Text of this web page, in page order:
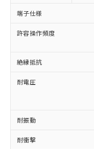
端子仕様
許容操作頻度
絶縁抵抗
耐電圧
耐振動
耐衝撃
ご利用条
以下の条件を
ご利用ください
本サー
商品の
(税抜)を
本サー
対応予定：EU
有に対応した
商品です。
対応予定なし
非含有に非対
定はありません
調査・確認中
非含有の対応
非該当品：ラ
害物質有無と
仕入先様の事
いたものが、
「○」：最大
基準値以下で
「×」：最大
基準値を超え
当社は